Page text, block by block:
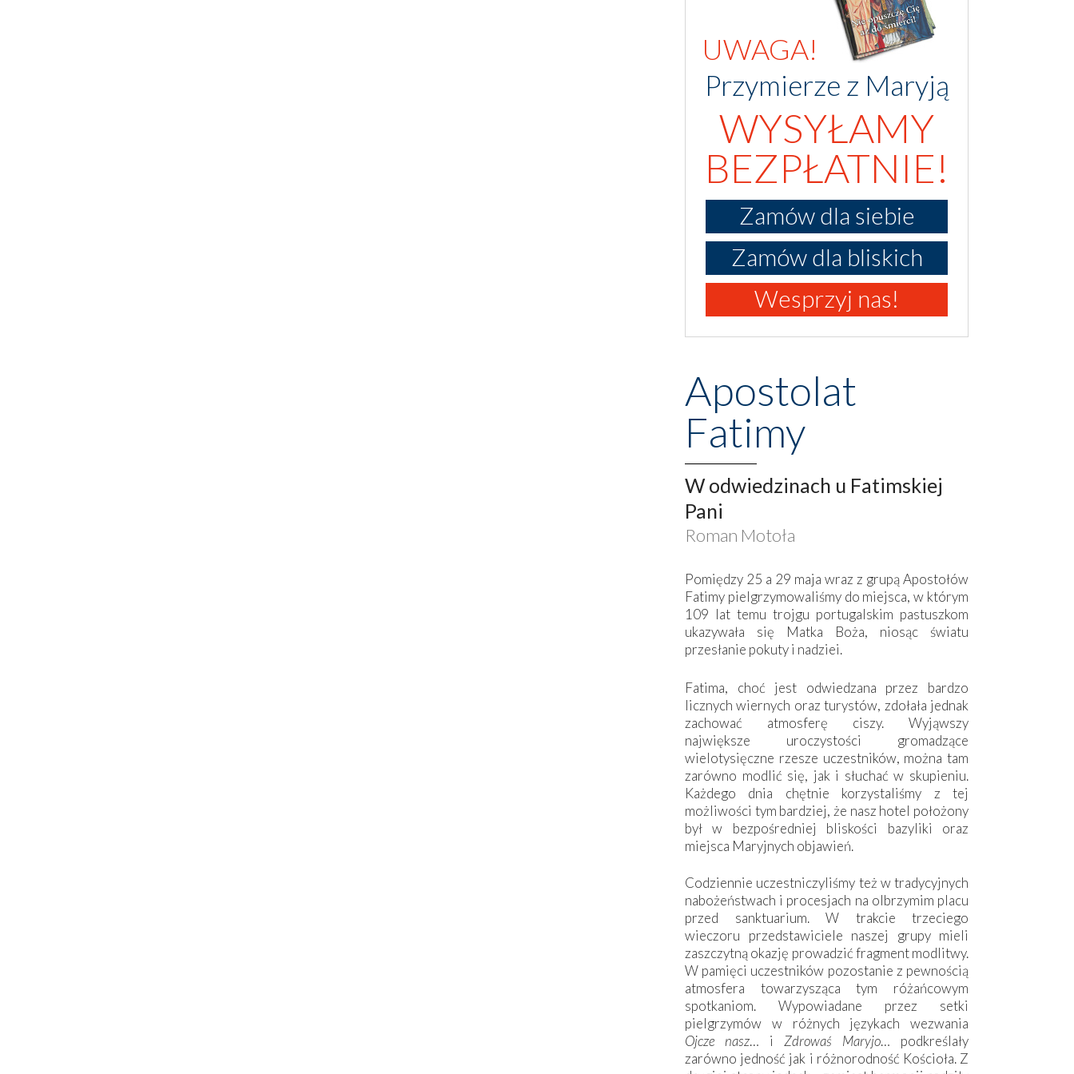
UWAGA!
Przymierze z Maryją
WYSYŁAMY
BEZPŁATNIE!
Zamów dla siebie
Zamów dla bliskich
Wesprzyj nas!
Apostolat
Fatimy
W odwiedzinach u Fatimskiej
Pani
Roman Motoła
Pomiędzy 25 a 29 maja wraz z grupą Apostołów
Fatimy pielgrzymowaliśmy do miejsca, w którym
109 lat temu trojgu portugalskim pastuszkom
ukazywała się Matka Boża, niosąc światu
przesłanie pokuty i nadziei.
Fatima, choć jest odwiedzana przez bardzo
licznych wiernych oraz turystów, zdołała jednak
zachować atmosferę ciszy. Wyjąwszy
największe uroczystości gromadzące
wielotysięczne rzesze uczestników, można tam
zarówno modlić się, jak i słuchać w skupieniu.
Każdego dnia chętnie korzystaliśmy z tej
możliwości tym bardziej, że nasz hotel położony
był w bezpośredniej bliskości bazyliki oraz
miejsca Maryjnych objawień.
Codziennie uczestniczyliśmy też w tradycyjnych
nabożeństwach i procesjach na olbrzymim placu
przed sanktuarium. W trakcie trzeciego
wieczoru przedstawiciele naszej grupy mieli
zaszczytną okazję prowadzić fragment modlitwy.
W pamięci uczestników pozostanie z pewnością
atmosfera towarzysząca tym różańcowym
spotkaniom. Wypowiadane przez setki
pielgrzymów w różnych językach wezwania
Ojcze nasz… i Zdrowaś Maryjo… podkreślały
zarówno jedność jak i różnorodność Kościoła. Z